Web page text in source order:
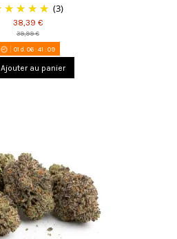
(3)
38,39 €
39,99 €
01 d. 06:41 :08
Ajouter au panier